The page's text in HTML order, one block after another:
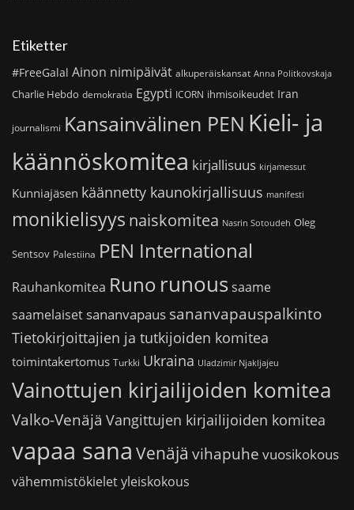
Etiketter
#FreeGalal Ainon nimipäivät alkuperäiskansat Anna Politkovskaja
Charlie Hebdo demokratia Egypti ICORN ihmisoikeudet Iran
journalismi Kansainvälinen PEN Kieli- ja
käännöskomitea kirjallisuus kirjamessut
Kunniajäsen käännetty kaunokirjallisuus manifesti
monikielisyys naiskomitea Nasrin Sotoudeh Oleg
Sentsov Palestiina PEN International
Rauhankomitea Runo runoussaame
saamelaiset sananvapaus sananvapauspalkinto
Tietokirjoittajien ja tutkijoiden komitea
toimintakertomus Turkki Ukraina Uladzimir Njakljajeu
Vainottujen kirjailijoiden komitea
Valko-Venäjä Vangittujen kirjailijoiden komitea
vapaa sana Venäjä vihapuhe vuosikokous
vähemmistökieletyleiskokous